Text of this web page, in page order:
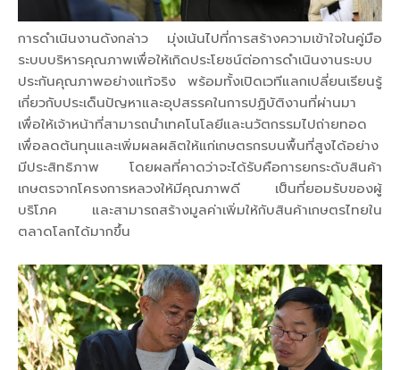
การดำเนินงานดังกล่าว มุ่งเน้นไปที่การสร้างความเข้าใจในคู่มือ
ระบบบริหารคุณภาพเพื่อให้เกิดประโยชน์ต่อการดำเนินงานระบบ
ประกันคุณภาพอย่างแท้จริง พร้อมทั้งเปิดเวทีแลกเปลี่ยนเรียนรู้
เกี่ยวกับประเด็นปัญหาและอุปสรรคในการปฏิบัติงานที่ผ่านมา
เพื่อให้เจ้าหน้าที่สามารถนำเทคโนโลยีและนวัตกรรมไปถ่ายทอด
เพื่อลดต้นทุนและเพิ่มผลผลิตให้แก่เกษตรกรบนพื้นที่สูงได้อย่าง
มีประสิทธิภาพ โดยผลที่คาดว่าจะได้รับคือการยกระดับสินค้า
เกษตรจากโครงการหลวงให้มีคุณภาพดี เป็นที่ยอมรับของผู้
บริโภค และสามารถสร้างมูลค่าเพิ่มให้กับสินค้าเกษตรไทยใน
ตลาดโลกได้มากขึ้น